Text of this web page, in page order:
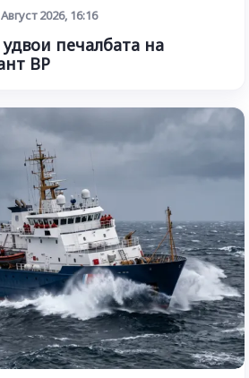
2026, 16:16
печалбата на
BP